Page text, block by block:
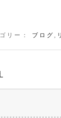
リー： ブログ,